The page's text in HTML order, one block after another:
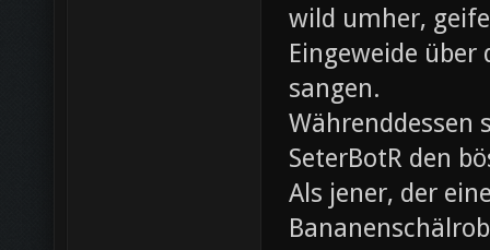
wild umher,
Eingeweide
sangen.
Währenddessen
SeterBotR den
Als jener, der